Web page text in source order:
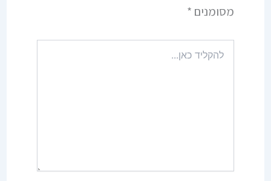
מסומנים *
כאן...